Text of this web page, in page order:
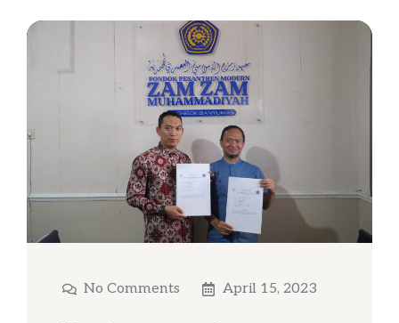
No Comments April 15, 2023